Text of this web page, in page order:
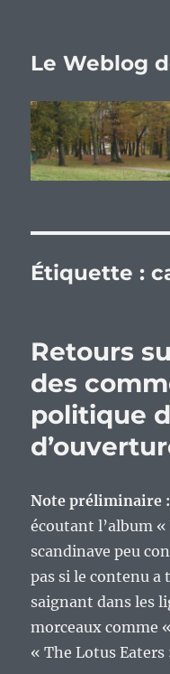
Le Weblog
Étiquette :
Retours
des
politique
Note préliminaire :
écoutant l’album
scandinave peu
pas si le contenu a
saignant dans les
morceaux comme
« The Lotus